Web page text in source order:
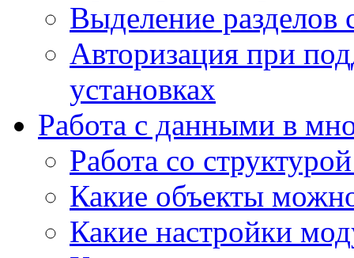
Выделение разделов
Авторизация при
установках
Работа с данными в
Работа со
Какие объекты
Какие настройки